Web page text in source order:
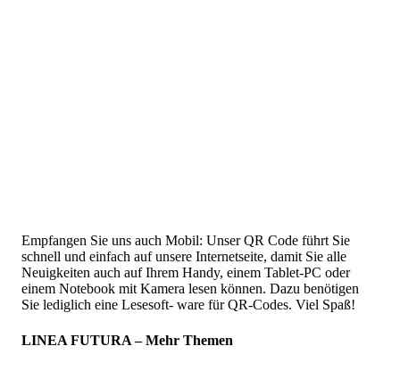
Empfangen Sie uns auch Mobil: Unser QR Code führt Sie
schnell und einfach auf unsere Internetseite, damit Sie alle
Neuigkeiten auch auf Ihrem Handy, einem Tablet-PC oder
einem Notebook mit Kamera lesen können. Dazu benötigen
Sie lediglich eine Lesesoft- ware für QR-Codes. Viel Spaß!
LINEA FUTURA – Mehr Themen